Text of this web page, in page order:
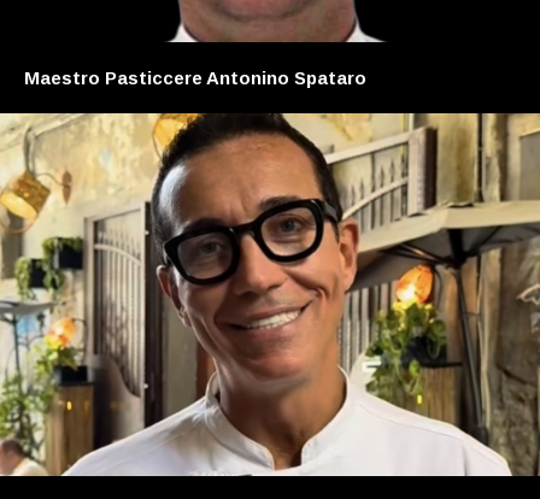
Maestro Pasticcere Antonino Spataro